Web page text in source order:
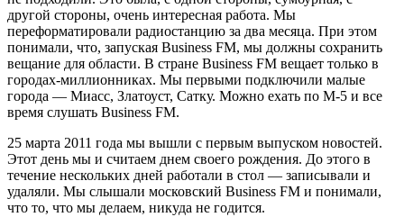
другой стороны, очень интересная работа. Мы
переформатировали радиостанцию за два месяца. При этом
понимали, что, запуская Business FM, мы должны сохранить
вещание для области. В стране Business FM вещает только в
городах-миллионниках. Мы первыми подключили малые
города — Миасс, Златоуст, Сатку. Можно ехать по М-5 и все
время слушать Business FM.
25 марта 2011 года мы вышли с первым выпуском новостей.
Этот день мы и считаем днем своего рождения. До этого в
течение нескольких дней работали в стол — записывали и
удаляли. Мы слышали московский Business FM и понимали,
что то, что мы делаем, никуда не годится.